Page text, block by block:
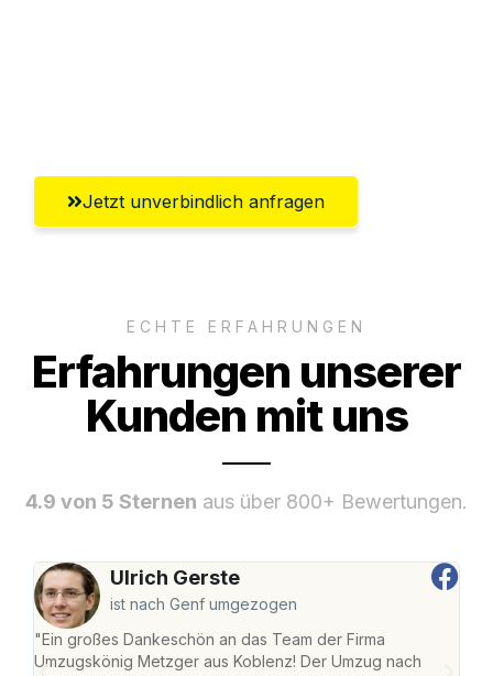
Jetzt unverbindlich anfragen
ECHTE ERFAHRUNGEN
Erfahrungen unserer
Kunden mit uns
4.9 von 5 Sternen aus über 800+ Bewertungen.
Ulrich Gerste
ist nach Genf umgezogen
"Ein großes Dankeschön an das Team der Firma
Umzugskönig Metzger aus Koblenz! Der Umzug nach